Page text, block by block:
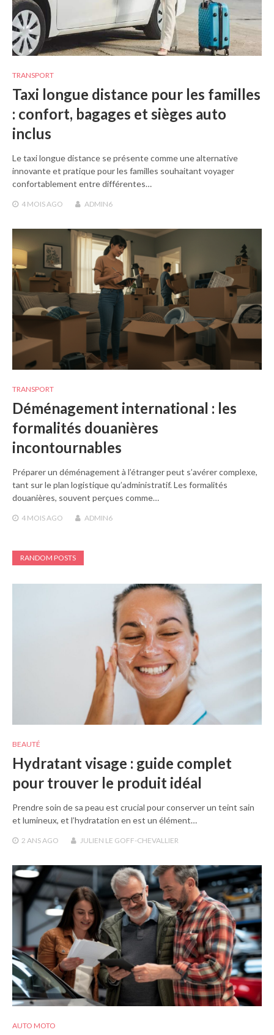
TRANSPORT
Taxi longue distance pour les familles
: confort, bagages et sièges auto
inclus
Le taxi longue distance se présente comme une alternative
innovante et pratique pour les familles souhaitant voyager
confortablement entre différentes…
4 MOISAGO ADMIN6
TRANSPORT
Déménagement international : les
formalités douanières
incontournables
Préparer un déménagement à l’étranger peut s’avérer complexe,
tant sur le plan logistique qu’administratif. Les formalités
douanières, souvent perçues comme…
4 MOISAGO ADMIN6
RANDOM POSTS
BEAUTÉ
Hydratant visage : guide complet
pour trouver le produit idéal
Prendre soin de sa peau est crucial pour conserver un teint sain
et lumineux, et l’hydratation en est un élément…
2 ANSAGO JULIEN LE GOFF-CHEVALLIER
AUTO MOTO